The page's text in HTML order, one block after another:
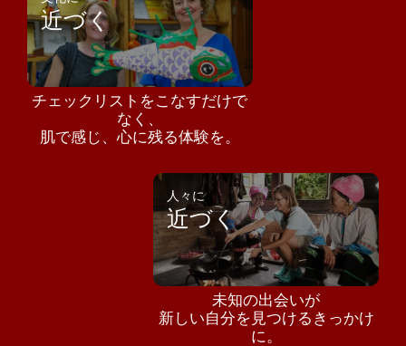
近づく
チェックリストをこなすだけで
なく、
肌で感じ、心に残る体験を。
人々に
近づく
未知の出会いが
新しい自分を見つけるきっかけ
に。